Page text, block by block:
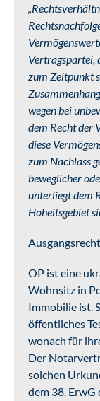
Vertragspartei,
zum Zeitpunkt
wegen bei
dem Recht der
diese
zum Nachlass
beweglicher
unterliegt dem
Hoheitsgebiet
OP ist eine
Wohnsitz in
Immobilie ist.
öffentliches
wonach für
Der
solchen
dem 38.